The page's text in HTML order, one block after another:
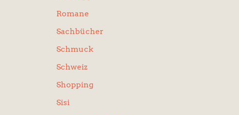
Romane
Sachbücher
Schmuck
Schweiz
Shopping
Sisi